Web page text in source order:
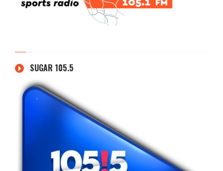
SUGAR 105.5